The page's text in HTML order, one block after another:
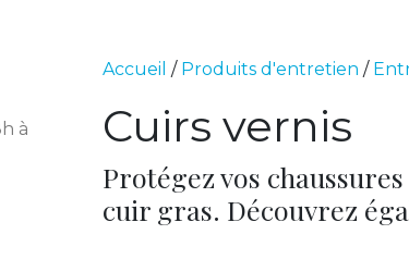
à
Accueil / Produits d'entretien /
Cuirs vernis
Protégez vos
cuir gras. Découvrez